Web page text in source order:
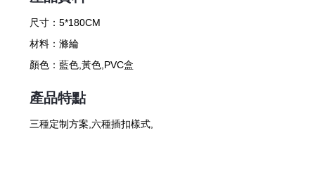
尺寸： 5*180CM
材料： 滌綸
顏色： 藍色,黃色,PVC盒
產品特點
三種定制方案,六種插扣樣式,